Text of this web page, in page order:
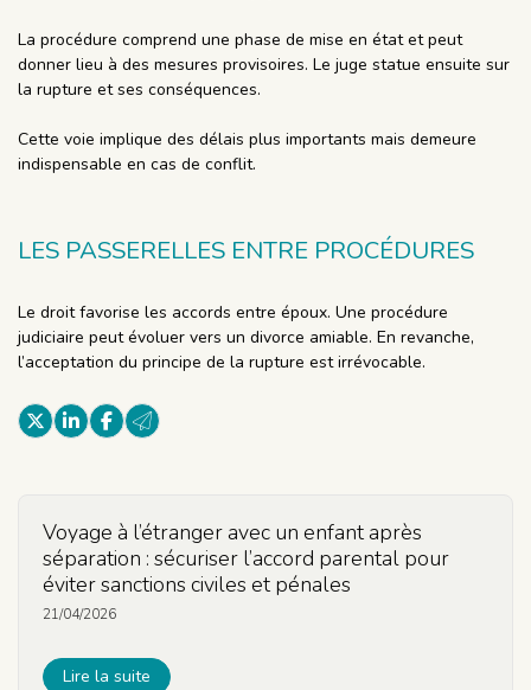
La procédure comprend une phase de mise en état et peut
donner lieu à des mesures provisoires. Le juge statue ensuite sur
la rupture et ses conséquences.
Cette voie implique des délais plus importants mais demeure
indispensable en cas de conflit.
LES PASSERELLES ENTRE PROCÉDURES
Le droit favorise les accords entre époux. Une procédure
judiciaire peut évoluer vers un divorce amiable. En revanche,
l’acceptation du principe de la rupture est irrévocable.
Voyage à l’étranger avec un enfant après
séparation : sécuriser l’accord parental pour
éviter sanctions civiles et pénales
21/04/2026
Lire la suite